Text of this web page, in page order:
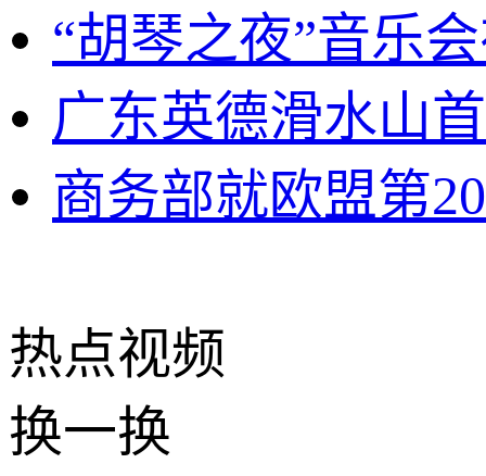
“胡琴之夜”音乐
广东英德滑水山
商务部就欧盟第
热点视频
换一换